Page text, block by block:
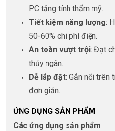
PC tăng tính thẩm mỹ.
Tiết kiệm năng lượng:
50-60% chi phí điện.
An toàn vượt trội: Đạt
thủy ngân.
Dễ lắp đặt: Gắn nổi trên
đơn giản.
ỨNG DỤNG SẢN PHẨM
Các ứng dụng sản phẩm